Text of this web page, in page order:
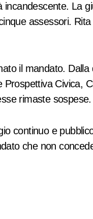
La
assessori.
il mandato. Dalla
Civica,
rimaste sospese.
continuo e
che non